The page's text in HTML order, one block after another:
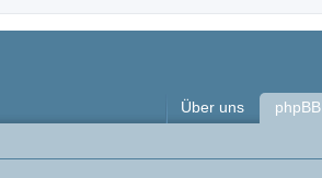
Über uns phpBB